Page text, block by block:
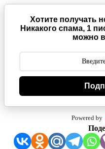
Хотите получать
Никакого спама, 1
можно
Powered by